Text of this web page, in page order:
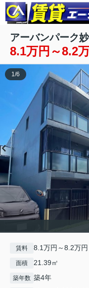
アーバンパーク
8.1万円～8.2
1/6
賃料 8.1万円～8.2万
面積 21.39㎡
築年数 築4年